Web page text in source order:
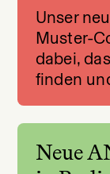
Unser
Muster-
dabei,
finden
Neue